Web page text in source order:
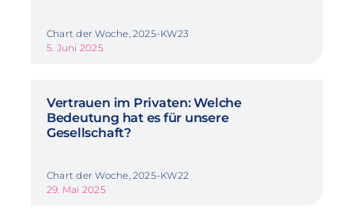
Chart der Woche, 2025-KW23
5. Juni 2025
Vertrauen im Privaten: Welche
Bedeutung hat es für unsere
Gesellschaft?
Chart der Woche, 2025-KW22
29. Mai 2025